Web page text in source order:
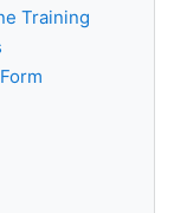
Training